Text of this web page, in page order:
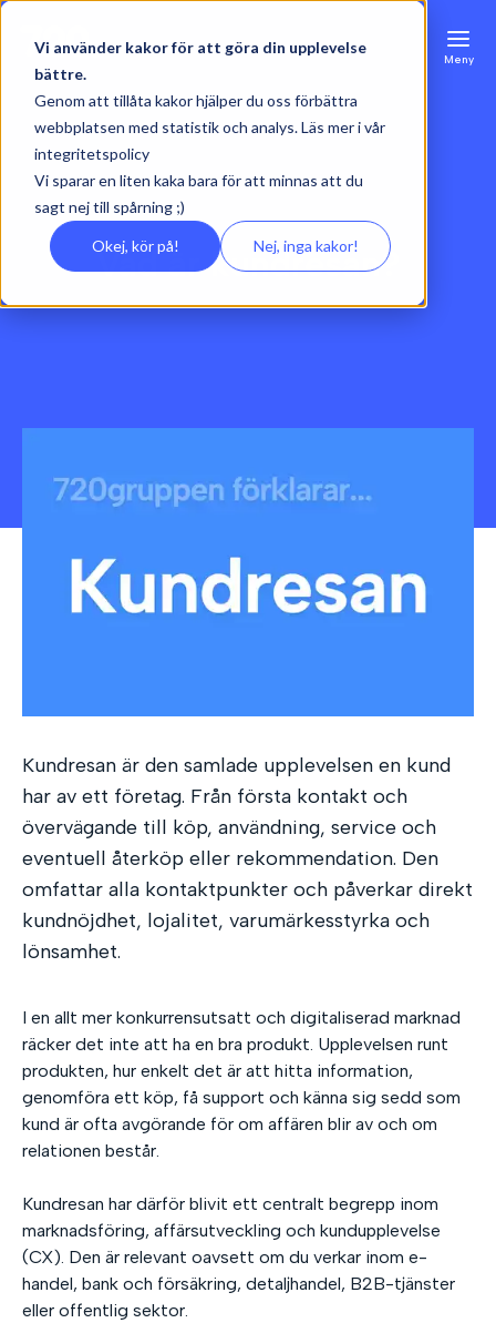
Vi använder kakor för att göra din upplevelse
bättre.
Genom att tillåta kakor hjälper du oss förbättra
webbplatsen med statistik och analys. Läs mer i vår
integritetspolicy
Vi sparar en liten kaka bara för att minnas att du
sagt nej till spårning ;)
Okej, kör på! Nej, inga kakor!
Meny
Vad är kundresan?
Kundresan är den samlade upplevelsen en kund
har av ett företag. Från första kontakt och
övervägande till köp, användning, service och
eventuell återköp eller rekommendation. Den
omfattar alla kontaktpunkter och påverkar direkt
kundnöjdhet, lojalitet, varumärkesstyrka och
lönsamhet.
I en allt mer konkurrensutsatt och digitaliserad marknad
räcker det inte att ha en bra produkt. Upplevelsen runt
produkten, hur enkelt det är att hitta information,
genomföra ett köp, få support och känna sig sedd som
kund är ofta avgörande för om affären blir av och om
relationen består.
Kundresan har därför blivit ett centralt begrepp inom
marknadsföring, affärsutveckling och kundupplevelse
(CX). Den är relevant oavsett om du verkar inom e-
handel, bank och försäkring, detaljhandel, B2B-tjänster
eller offentlig sektor.